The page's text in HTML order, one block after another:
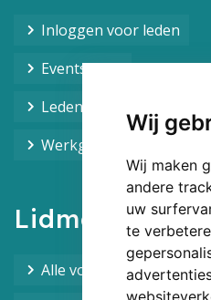
Wij
Wij maken
andere
uw
te
Inloggen voor leden
Events Ooa
Leden overzicht
Werkgroepen overzicht
Lidmaatschap
Alle voordelen van het